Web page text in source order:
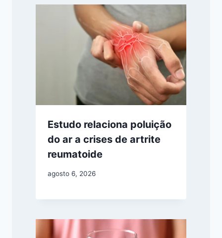
Estudo relaciona poluição
do ar a crises de artrite
reumatoide
agosto 6, 2026